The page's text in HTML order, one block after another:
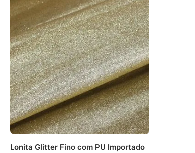
Lonita Glitter Fino com PU Importado